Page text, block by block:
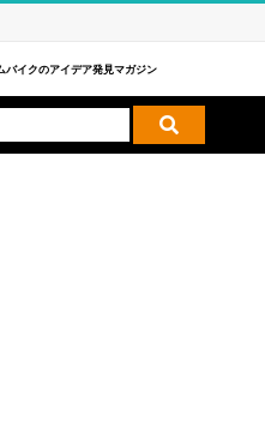
バイクのアイデア発見マガジン